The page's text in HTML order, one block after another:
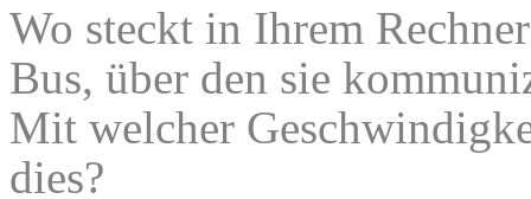
Wo steckt in Ihrem
Bus, über den sie
Mit welcher
dies?